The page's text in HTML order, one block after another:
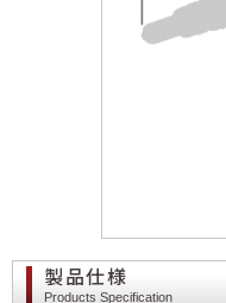
製品仕様
Products Specification